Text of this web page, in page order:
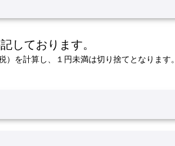
しております。
を計算し、１円未満は切り捨てとなります。